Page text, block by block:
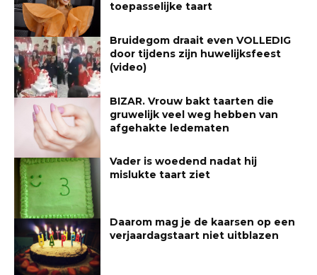
toepasselijke taart
Bruidegom draait even VOLLEDIG
door tijdens zijn huwelijksfeest
(video)
BIZAR. Vrouw bakt taarten die
gruwelijk veel weg hebben van
afgehakte ledematen
Vader is woedend nadat hij
mislukte taart ziet
Daarom mag je de kaarsen op een
verjaardagstaart niet uitblazen